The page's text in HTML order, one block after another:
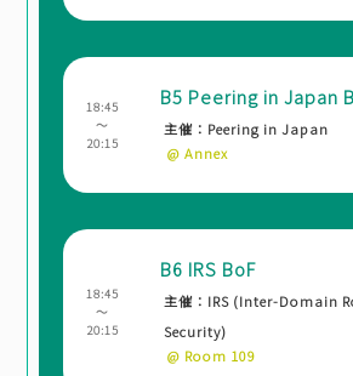
18:45
～
20:15
B5 Peering in Japan
主催：Peering in Japan
@ Annex
18:45
～
20:15
B6 IRS BoF
主催：IRS (Inter-Domain
Security)
@ Room 109